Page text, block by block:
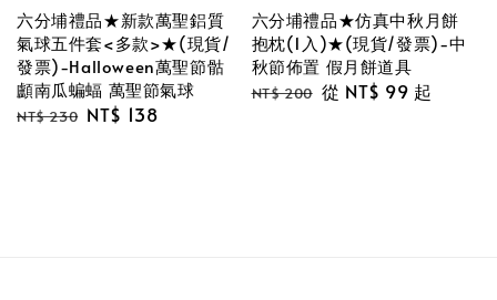
六分埔禮品★新款萬聖鋁質
氣球五件套<多款>★(現貨/
發票)-Halloween萬聖節骷
顱南瓜蝙蝠 萬聖節氣球
Regular
NT$ 230 Sale
NT$ 138
六分埔禮品★仿真中秋月餅
抱枕(1入)★(現貨/發票)-中
秋節佈置 假月餅道具
Regular
NT$ 200 Sale
從 NT$ 99 起